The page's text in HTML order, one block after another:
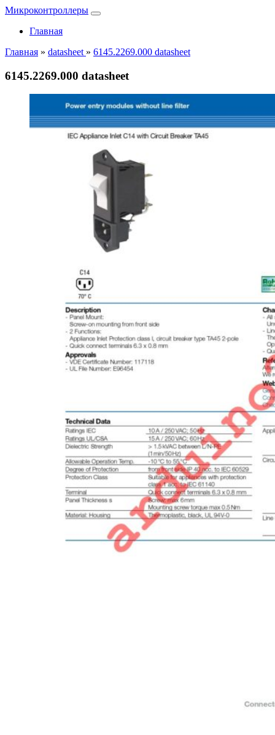
Микроконтроллеры
Главная
Главная » datasheet » 6145.2269.000 datasheet
6145.2269.000 datasheet